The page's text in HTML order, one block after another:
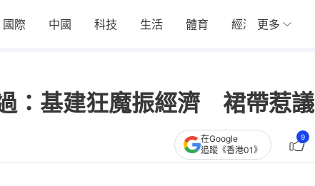
國際 中國 科技 生活 體育 經濟 01深圳
更多
：基建狂魔振經濟 裙帶惹議
在Google
追蹤《香港01》
9